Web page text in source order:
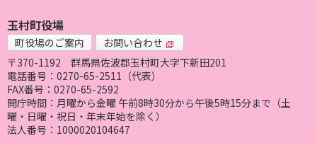
玉村町役場
町役場のご案内
お問い合わせ
〒370-1192
群馬県佐波郡玉村町大字下新田201
電話番号：0270-65-2511（代表）
FAX番号：0270-65-2592
開庁時間：月曜から金曜 午前8時30分から午後5時15分まで（土
曜・日曜・祝日・年末年始を除く）
法人番号：1000020104647